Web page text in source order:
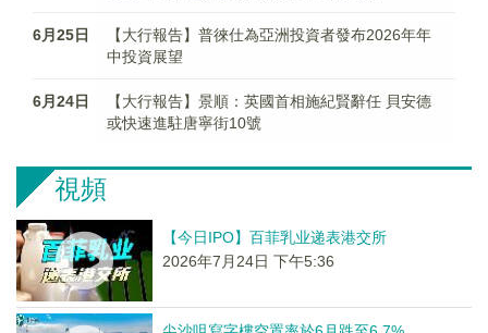
6月25日
【大行報告】普徠仕為亞洲投資者發布2026年年
中投資展望
6月24日
【大行報告】景順：英國首相施紀賢辭任 貝安德
或快速進駐唐寧街10號
視頻
【今日IPO】百菲乳业递表港交所
2026年7月24日 下午5:36